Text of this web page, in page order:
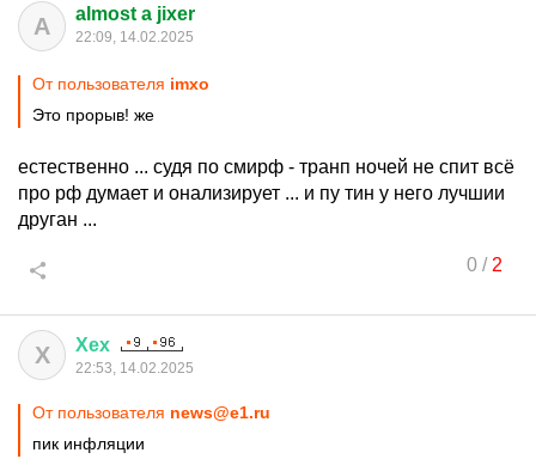
A almost a jixer
22:09, 14.02.2025
От пользователя imxo
Это прорыв! же
естественно ... судя по смирф - транп ночей не спит всё
про рф думает и онализирует ... и пу тин у него лучшии
друган ...
0/ 2
Х Хех
22:53, 14.02.2025
От пользователя news@e1.ru
пик инфляции